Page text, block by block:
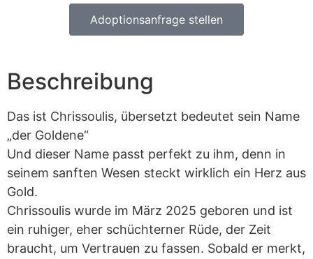
Adoptionsanfrage stellen
Beschreibung
Das ist Chrissoulis, übersetzt bedeutet sein Name
„der Goldene“
Und dieser Name passt perfekt zu ihm, denn in
seinem sanften Wesen steckt wirklich ein Herz aus
Gold.
Chrissoulis wurde im März 2025 geboren und ist
ein ruhiger, eher schüchterner Rüde, der Zeit
braucht, um Vertrauen zu fassen. Sobald er merkt,